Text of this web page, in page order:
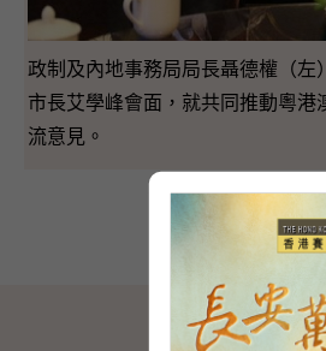
政制及內地事務局局長聶德權（
市長艾學峰會面，就共同推動粵
流意見。
網站地圖